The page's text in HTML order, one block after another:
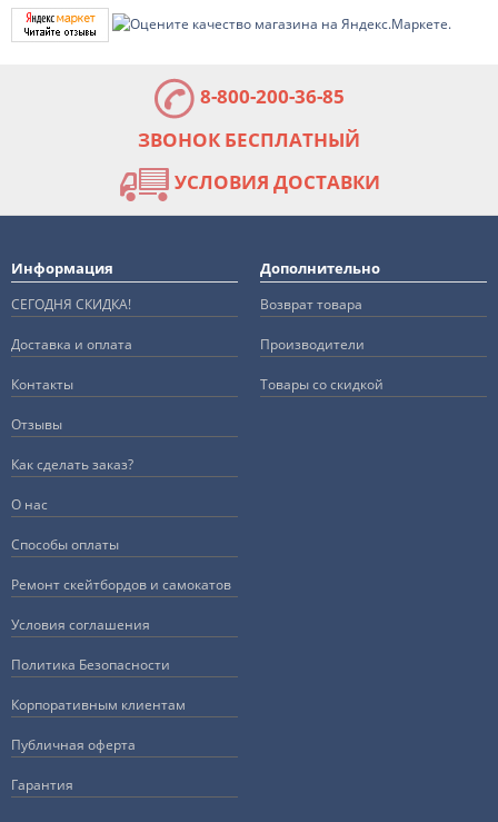
8-800-200-36-85
ЗВОНОК БЕСПЛАТНЫЙ
УСЛОВИЯ ДОСТАВКИ
Информация
СЕГОДНЯ СКИДКА!
Доставка и оплата
Контакты
Отзывы
Как сделать заказ?
О нас
Способы оплаты
Ремонт скейтбордов и самокатов
Условия соглашения
Политика Безопасности
Корпоративным клиентам
Публичная оферта
Гарантия
Дополнительно
Возврат товара
Производители
Товары со скидкой